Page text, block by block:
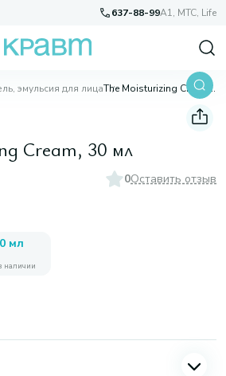
637-88-99A1, МТС, Life
эмульсия для лица The Moisturizing Cream, 30 мл
Cream, 30 мл
0Оставить отзыв
мл
наличии